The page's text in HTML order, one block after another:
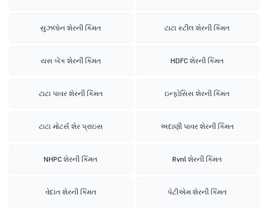
સુઝલોન શેરની કિંમત ટાટા સ્ટીલ શેરની કિંમત
યસ બેંક શેરની કિંમત HDFC શેરની કિંમત
ટાટા પાવર શેરની કિંમત ઇન્ફોસિસ શેરની કિંમત
ટાટા મોટર્સ શેર પ્રાઇસ અદાણી પાવર શેરની કિંમત
NHPC શેરની કિંમત Rvnl શેરની કિંમત
વેદાંત શેરની કિંમત પેટીએમ શેરની કિંમત